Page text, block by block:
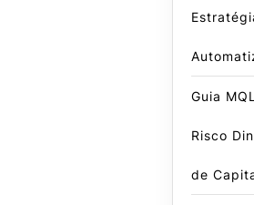
Guia
Risco
de